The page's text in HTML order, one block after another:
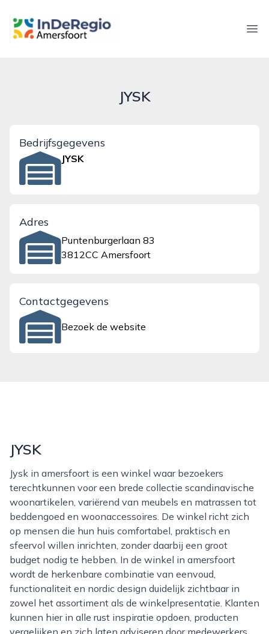
inderegioamersfoort.nl
JYSK
Bedrijfsgegevens
JYSK
Adres
Puntenburgerlaan 83
3812CC Amersfoort
Contactgegevens
Bezoek de website
JYSK
Jysk in amersfoort is een winkel waar bezoekers
terechtkunnen voor een brede collectie scandinavische
woonartikelen, variërend van meubels en matrassen tot
beddengoed en woonaccessoires. De winkel richt zich
op mensen die hun huis comfortabel, praktisch en
sfeervol willen inrichten, zonder daarbij een groot
budget nodig te hebben. In de winkel in amersfoort
wordt de herkenbare combinatie van eenvoud,
functionaliteit en nordic design duidelijk zichtbaar in
zowel het assortiment als de winkelpresentatie. Klanten
kunnen hier in alle rust inspiratie opdoen, producten
vergelijken en zich laten adviseren door medewerkers